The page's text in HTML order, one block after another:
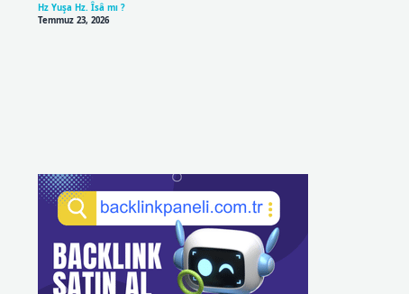
Hz Yuşa Hz. Îsâ mı ?
Temmuz 23, 2026